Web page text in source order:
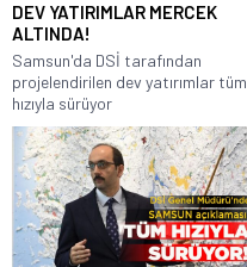
DEV YATIRIMLAR MERCEK
ALTINDA!
Samsun'da DSİ tarafından
projelendirilen dev yatırımlar tüm
hızıyla sürüyor